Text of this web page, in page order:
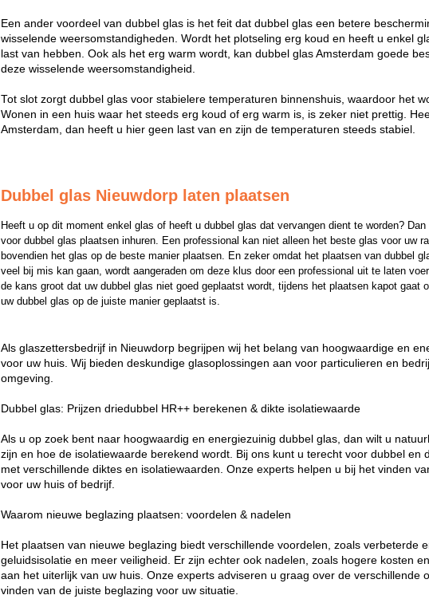
Een ander voordeel van dubbel glas is het feit dat dubbel glas een betere
wisselende weersomstandigheden. Wordt het plotseling erg koud en heeft u enkel
last van hebben. Ook als het erg warm wordt, kan dubbel glas Amsterdam goede
deze wisselende weersomstandigheid.
Tot slot zorgt dubbel glas voor stabielere temperaturen binnenshuis, waardoor het
Wonen in een huis waar het steeds erg koud of erg warm is, is zeker niet prettig.
Amsterdam, dan heeft u hier geen last van en zijn de temperaturen steeds stabiel.
Dubbel glas Nieuwdorp laten plaatsen
Heeft u op dit moment enkel glas of heeft u dubbel glas dat vervangen dient te worden? Dan
voor dubbel glas plaatsen inhuren. Een professional kan niet alleen het beste glas voor uw
bovendien het glas op de beste manier plaatsen. En zeker omdat het plaatsen van dubbel
veel bij mis kan gaan, wordt aangeraden om deze klus door een professional uit te laten
de kans groot dat uw dubbel glas niet goed geplaatst wordt, tijdens het plaatsen kapot gaat
uw dubbel glas op de juiste manier geplaatst is.
Als glaszettersbedrijf in Nieuwdorp begrijpen wij het belang van hoogwaardige en
voor uw huis. Wij bieden deskundige glasoplossingen aan voor particulieren en
omgeving.
Dubbel glas: Prijzen driedubbel HR++ berekenen & dikte isolatiewaarde
Als u op zoek bent naar hoogwaardig en energiezuinig dubbel glas, dan wilt u
zijn en hoe de isolatiewaarde berekend wordt. Bij ons kunt u terecht voor dubbel en
met verschillende diktes en isolatiewaarden. Onze experts helpen u bij het vinden
voor uw huis of bedrijf.
Waarom nieuwe beglazing plaatsen: voordelen & nadelen
Het plaatsen van nieuwe beglazing biedt verschillende voordelen, zoals verbeterde
geluidsisolatie en meer veiligheid. Er zijn echter ook nadelen, zoals hogere kosten
aan het uiterlijk van uw huis. Onze experts adviseren u graag over de verschillende
vinden van de juiste beglazing voor uw situatie.